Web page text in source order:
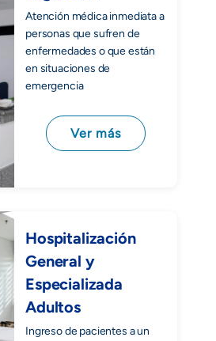
Atención médica inmediata a
personas que sufren de
enfermedades o que están
en situaciones de
emergencia
Ver más
Hospitalización
General y
Especializada
Adultos
Ingreso de pacientes a un